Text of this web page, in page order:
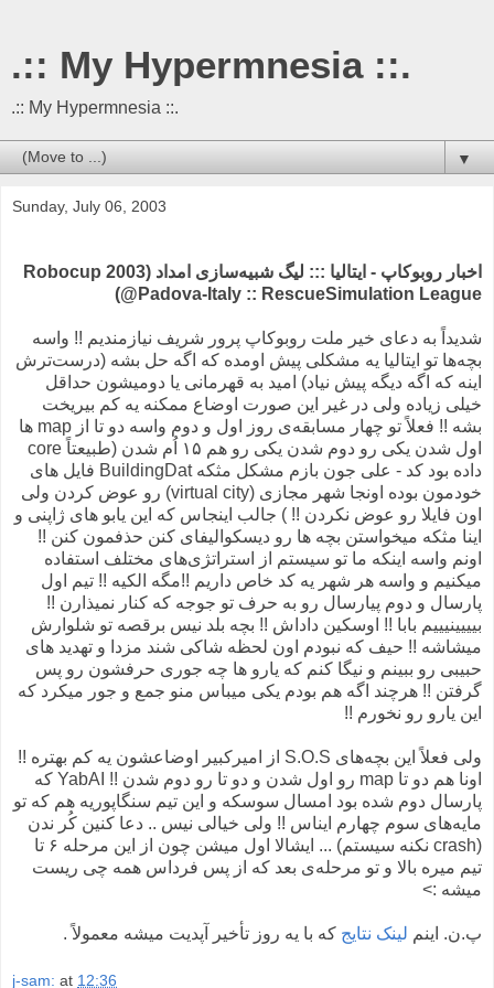
.:: My Hypermnesia ::.
.:: My Hypermnesia ::.
▼
Sunday, July 06, 2003
اخبار روبوکاپ - ایتالیا ::: لیگ شبیه‌سازی امداد (Robocup 2003
@Padova-Italy :: RescueSimulation League)
شدیداً به دعای خیر ملت روبوکاپ پرور شریف نیازمندیم !! واسه
بچه‌ها تو ایتالیا یه مشکلی پیش اومده که اگه حل بشه (درست‌ترش
اینه که اگه دیگه پیش نیاد) امید به قهرمانی یا دومیشون حداقل
خیلی زیاده ولی در غیر این صورت اوضاع ممکنه یه کم بیریخت
بشه !! فعلاً تو چهار مسابقه‌ی روز اول و دوم واسه دو تا از map ها
اول شدن یکی رو دوم شدن یکی رو هم ۱۵ اُم شدن (طبیعتاً core
داده بود کد - علی جون بازم مشکل مثکه BuildingDat فایل های
خودمون بوده‌ اونجا شهر مجازی (virtual city) رو عوض کردن ولی
اون فایلا رو عوض نکردن !! ) جالب اینجاس که این یابو های ژاپنی و
اینا مثکه میخواستن بچه ها رو دیسکوالیفای کنن حذفمون کنن !!
اونم واسه اینکه ما تو سیستم از استراتژی‌های مختلف استفاده
میکنیم و واسه هر شهر یه کد خاص داریم !!مگه الکیه !! تیم اول
پارسال و دوم پیارسال رو به حرف تو جوجه که کنار نمیذارن !! ‌
بیییینیییم بابا !! اوسکین داداش !! بچه بلد نیس برقصه تو شلوارش
میشاشه !! حیف که نبودم اون لحظه شاکی شند مزدا و تهدید های
حبیبی رو ببینم و نیگا کنم که یارو ها چه جوری حرفشون رو پس
گرفتن !! هرچند اگه هم بودم یکی میباس منو جمع و جور میکرد که
این یارو رو نخورم !!
ولی فعلاً این بچه‌های S.O.S از امیرکبیر اوضاعشون یه کم بهتره !!
اونا هم دو تا map رو اول شدن و دو تا رو دوم شدن !! YabAI که
پارسال دوم شده بود امسال سوسکه و این تیم سنگاپوریه هم که تو
مایه‌های سوم چهارم ایناس !! ولی خیالی نیس .. دعا کنین کُر ندن
(crash نکنه سیستم) ... ایشالا اول میشن چون از این مرحله ۶ تا
تیم میره بالا و تو مرحله‌ی بعد که از پس فرداس همه چی ریست
میشه :>
پ.ن. اینم لینک نتایج که با یه روز تأخیر آپدیت میشه معمولاً .
j-sam: at 12:36